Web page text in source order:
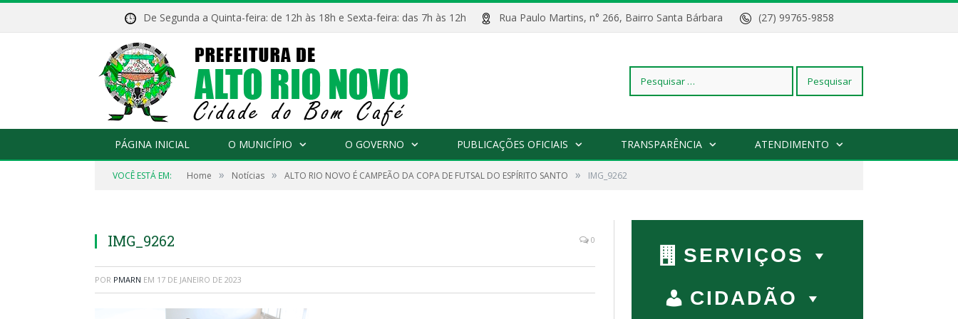
De Segunda a Quinta-feira: de 12h às 18h e Sexta-feira: das 7h às 12h Rua Paulo Martins, n° 266, Bairro Santa Bárbara (27) 99765-9858
Pesquisar
PÁGINA INICIAL O MUNICÍPIO O GOVERNO PUBLICAÇÕES OFICIAIS TRANSPARÊNCIA ATENDIMENTO
VOCÊ ESTÁ EM: Home » Notícias » ALTO RIO NOVO É CAMPEÃO DA COPA DE FUTSAL DO ESPÍRITO SANTO » IMG_9262
IMG_9262 0
POR PMARN EM 17 DE JANEIRO DE 2023
SERVIÇOS
CIDADÃO